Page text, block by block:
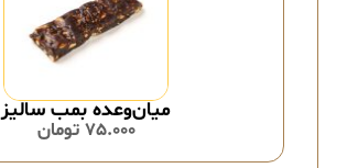
میان‌وعده بمب سالیز
75.000 تومان